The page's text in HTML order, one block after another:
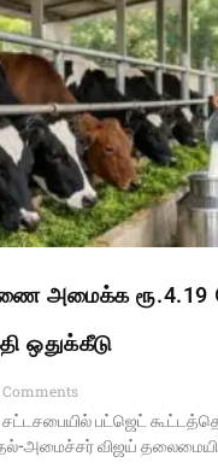
அமைக்க
ஒதுக்கீடு
Comments
பட்ஜெட்
அமைச்சர் விஜய்